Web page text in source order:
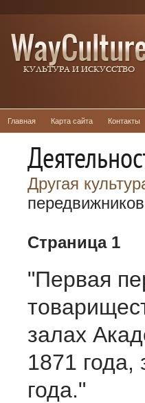
Главная Карта сайта Контакты
Другая
передвижников
Страница 1
"Первая
залах
1871 года,
года."